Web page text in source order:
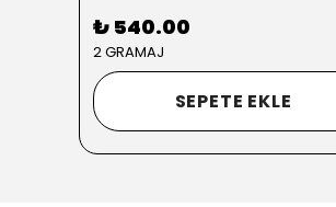
₺ 540.00
2 GRAMAJ
SEPETE EKLE